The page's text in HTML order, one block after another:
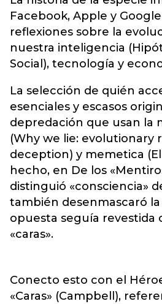
Facebook, Apple y
reflexiones sobre la
nuestra inteligencia
Social), tecnología y
La selección de quién
esenciales y escasos
depredación que usan la
(Why we lie: evolutionary
deception) y memetica
hecho, en De los
distinguió «consciencia»
también desenmascaró
opuesta seguía revestida
«caras».
Conecto esto con el
«Caras» (Campbell),